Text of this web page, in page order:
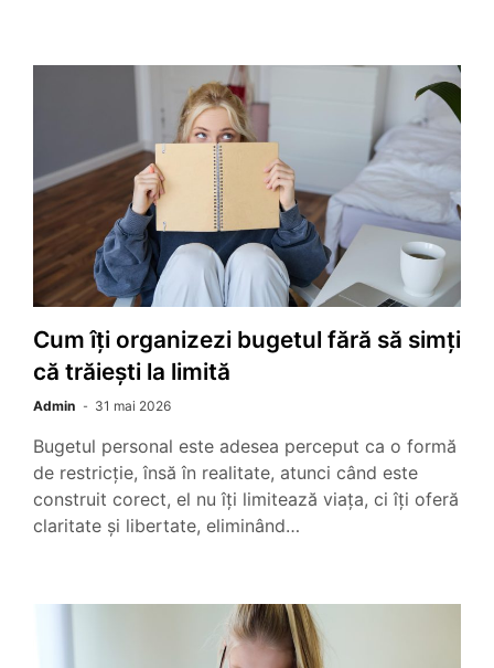
Cum îți organizezi bugetul fără să simți
că trăiești la limită
Admin 31 mai 2026
Bugetul personal este adesea perceput ca o formă
de restricție, însă în realitate, atunci când este
construit corect, el nu îți limitează viața, ci îți oferă
claritate și libertate, eliminând…